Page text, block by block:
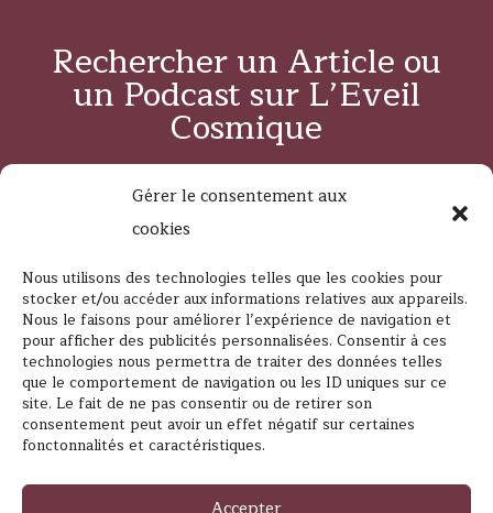
Gérer le consentement aux
cookies
Nous utilisons des technologies telles que les cookies pour
stocker et/ou accéder aux informations relatives aux appareils.
Nous le faisons pour améliorer l’expérience de navigation et
pour afficher des publicités personnalisées. Consentir à ces
technologies nous permettra de traiter des données telles
que le comportement de navigation ou les ID uniques sur ce
site. Le fait de ne pas consentir ou de retirer son
consentement peut avoir un effet négatif sur certaines
fonctonnalités et caractéristiques.
Rechercher un Article ou
un Podcast sur L’Eveil
Cosmique
Suivez L’Eveil Cosmique